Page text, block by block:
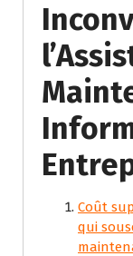
Coût
qui